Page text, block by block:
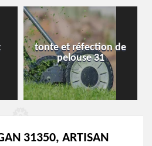
tonte et réfection de
pelouse 31
31350, ARTISAN